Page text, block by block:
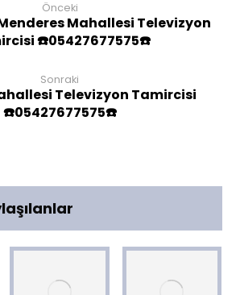
Önceki
Mahallesi Televizyon
☎️05427677575☎️
Sonraki
Televizyon Tamircisi
☎️05427677575☎️